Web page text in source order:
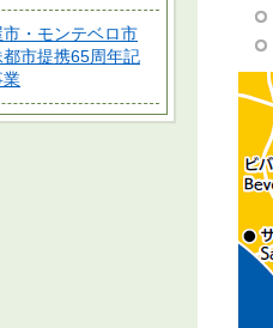
市・モンテベロ市
都市提携65周年記
業